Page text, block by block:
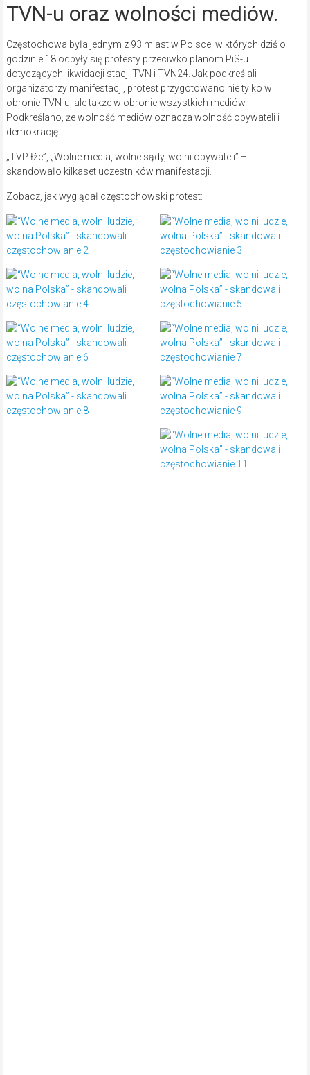
TVN-u oraz wolności mediów.
Częstochowa była jednym z 93 miast w Polsce, w których dziś o
godzinie 18 odbyły się protesty przeciwko planom PiS-u
dotyczących likwidacji stacji TVN i TVN24. Jak podkreślali
organizatorzy manifestacji, protest przygotowano nie tylko w
obronie TVN-u, ale także w obronie wszystkich mediów.
Podkreślano, że wolność mediów oznacza wolność obywateli i
demokrację.
„TVP łże”, „Wolne media, wolne sądy, wolni obywateli” –
skandowało kilkaset uczestników manifestacji.
Zobacz, jak wyglądał częstochowski protest: